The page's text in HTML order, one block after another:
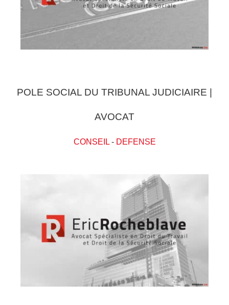
POLE SOCIAL DU TRIBUNAL JUDICIAIRE |
AVOCAT
CONSEIL- DEFENSE